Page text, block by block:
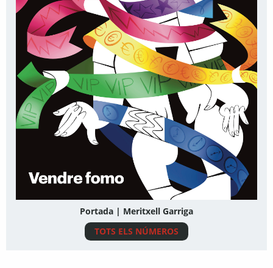
Portada | Meritxell Garriga
TOTS ELS NÚMEROS